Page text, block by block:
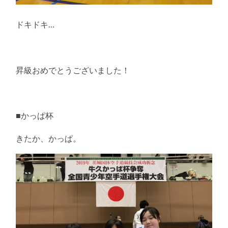
ドキドキ…
昇級おめでとうございました！
■かっぱ杯
きたか、かっぱ。